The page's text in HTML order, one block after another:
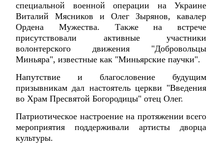
специальной военной операции на Украине
Виталий Мясников и Олег Зырянов, кавалер
Ордена Мужества. Также на встрече
присутствовали активные участники
волонтерского движения "Добровольцы
Миньяра", известные как "Миньярские паучки".
Напутствие и благословение будущим
призывникам дал настоятель церкви "Введения
во Храм Пресвятой Богородицы" отец Олег.
Патриотическое настроение на протяжении всего
мероприятия поддерживали артисты дворца
культуры.